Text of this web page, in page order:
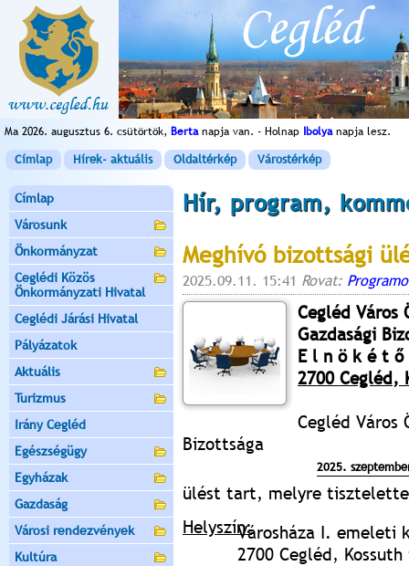
Ma 2026. augusztus 6. csütörtök, Bertanapja van. - Holnap Ibolyanapja lesz.
Címlap Hírek- aktuális Oldaltérkép Várostérkép
Címlap
Városunk
Önkormányzat
Ceglédi Közös
Önkormányzati Hivatal
Ceglédi Járási Hivatal
Pályázatok
Aktuális
Turizmus
Irány Cegléd
Egészségügy
Egyházak
Gazdaság
Városi rendezvények
Kultúra
Hír, program,
Meghívó bizottsági
2025.09.11. 15:41 Rovat:
Cegléd Város
Gazdasági
E l n ö k é t ő
2700 Cegléd,
Cegléd Város
Bizottsága
2025.
ülést tart, melyre
Helyszín:Városháza I. emeleti
2700 Cegléd,